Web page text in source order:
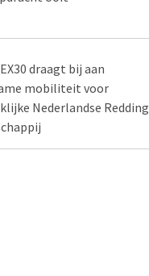
draagt bij aan
mobiliteit voor
Nederlandse Redding